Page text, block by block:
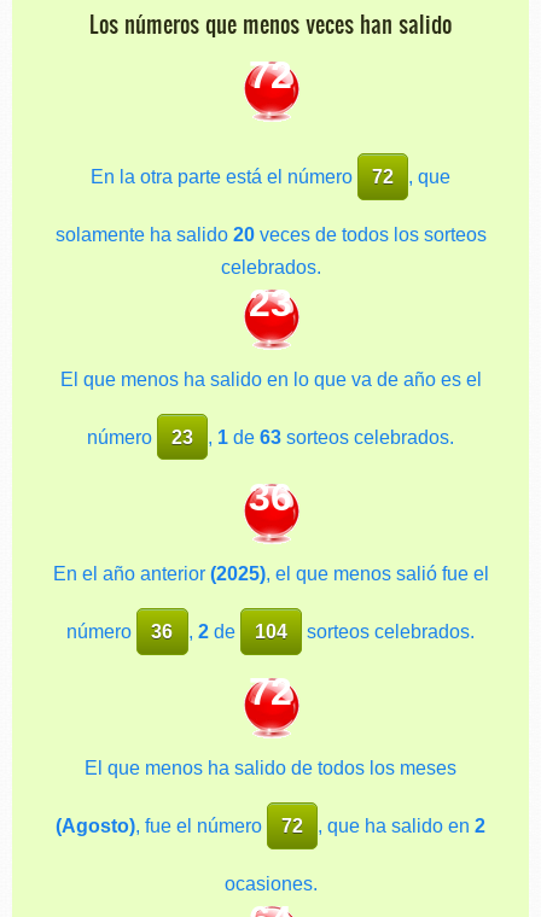
Los números que menos veces han salido
72
En la otra parte está el número 72 , que
solamente ha salido 20veces de todos los sorteos
celebrados.
23
El que menos ha salido en lo que va de año es el
número 23 1 de63 sorteos celebrados.
36
En el año anterior (2025), el que menos salió fue el
número 36 , 2de 104 sorteos celebrados.
72
El que menos ha salido de todos los meses
(Agosto), fue el número 72 , que ha salido en2
ocasiones.